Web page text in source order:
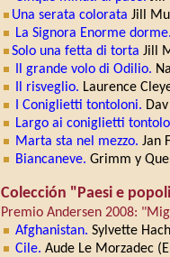
Una serata colorata Jill
La Signora Enorme dorme.
Solo una fetta di torta Jill
Il grande volo di Odilio.
Il risveglio. Laurence
I Coniglietti tontoloni.
Largo ai coniglietti
Marta sta nel mezzo. Jan
Biancaneve. Grimm y
Colección "Paesi e
Premio Andersen 2008:
Afghanistan. Sylvette
Cile. Aude Le Morzadec